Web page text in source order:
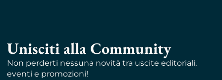
Unisciti alla Community
Non perderti nessuna novità tra uscite editoriali,
eventi e promozioni!